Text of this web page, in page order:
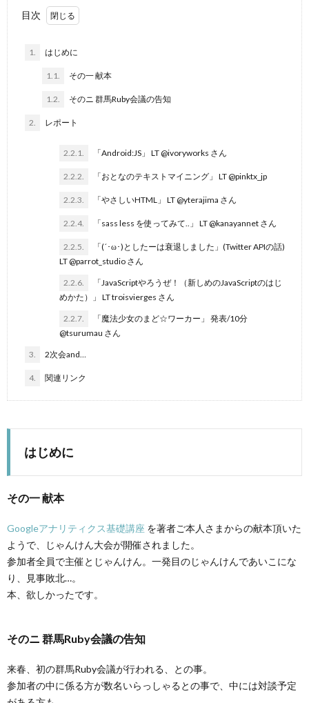
目次
1. はじめに
1.1. その一 献本
1.2. そのニ 群馬Ruby会議の告知
2. レポート
2.2.1. 「Android:JS」 LT @ivoryworks さん
2.2.2. 「おとなのテキストマイニング」 LT @pinktx_jp
2.2.3. 「やさしいHTML」 LT @yterajima さん
2.2.4. 「sass less を使ってみて..」 LT @kanayannet さん
2.2.5.
「(´･ω･)としたーは衰退しました」(Twitter APIの話)
LT @parrot_studio さん
2.2.6.
「JavaScriptやろうぜ！（新しめのJavaScriptのはじ
めかた）」 LT troisvierges さん
2.2.7.
「魔法少女のまど☆ワーカー」 発表/10分
@tsurumau さん
3. 2次会and…
4. 関連リンク
はじめに
その一 献本
Googleアナリティクス基礎講座 を著者ご本人さまからの献本頂いた
ようで、じゃんけん大会が開催されました。
参加者全員で主催とじゃんけん。一発目のじゃんけんであいこにな
り、見事敗北…。
本、欲しかったです。
そのニ 群馬Ruby会議の告知
来春、初の群馬Ruby会議が行われる、との事。
参加者の中に係る方が数名いらっしゃるとの事で、中には対談予定